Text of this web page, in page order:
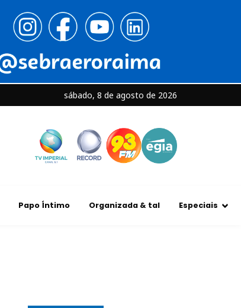
sábado, 8 de agosto de 2026
Papo Íntimo Organizada & tal Especiais